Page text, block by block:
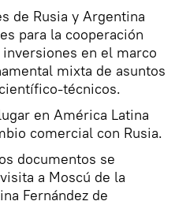
de Rusia y Argentina
para la cooperación
en el marco
mixta de asuntos
técnicos.
en América Latina
comercial con Rusia.
documentos se
a Moscú de la
Fernández de